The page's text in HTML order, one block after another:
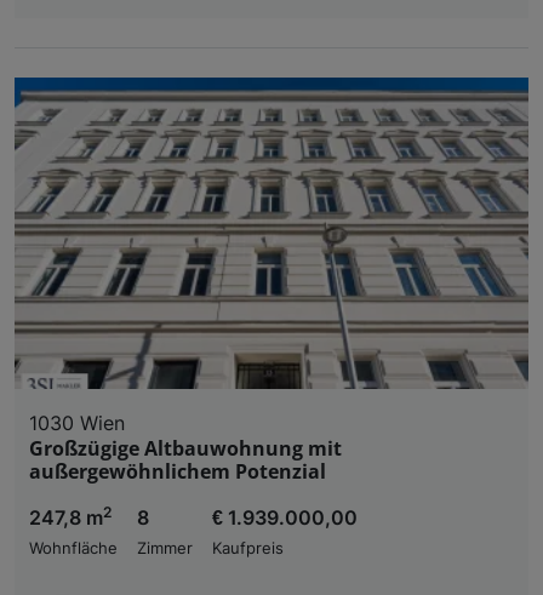
1030 Wien
Großzügige Altbauwohnung mit
außergewöhnlichem Potenzial
247,8 m2
Wohnfläche
8
Zimmer
€ 1.939.000,00
Kaufpreis